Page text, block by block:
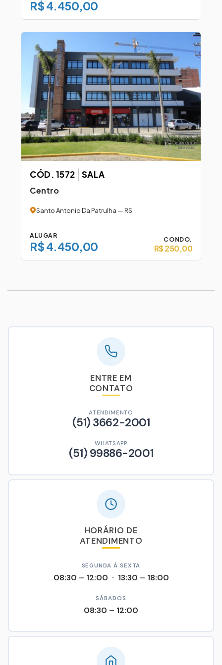
R$ 4.450,00
CÓD. 1572 SALA
Centro
Santo Antonio Da Patrulha — RS
ALUGAR
R$ 4.450,00 CONDO.
R$ 250,00
ENTRE EM
CONTATO
ATENDIMENTO
(51) 3662-2001
WHATSAPP
(51) 99886-2001
HORÁRIO DE
ATENDIMENTO
SEGUNDA À SEXTA
08:30 – 12:00 · 13:30 – 18:00
SÁBADOS
08:30 – 12:00